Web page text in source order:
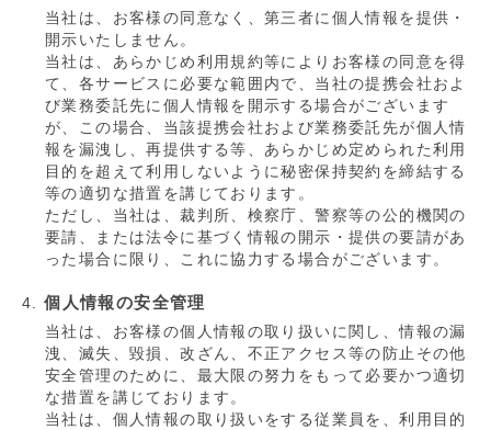
当社は、お客様の同意なく、第三者に個人情報を提供・
開示いたしません。
当社は、あらかじめ利用規約等によりお客様の同意を得
て、各サービスに必要な範囲内で、当社の提携会社およ
び業務委託先に個人情報を開示する場合がございます
が、この場合、当該提携会社および業務委託先が個人情
報を漏洩し、再提供する等、あらかじめ定められた利用
目的を超えて利用しないように秘密保持契約を締結する
等の適切な措置を講じております。
ただし、当社は、裁判所、検察庁、警察等の公的機関の
要請、または法令に基づく情報の開示・提供の要請があ
った場合に限り、これに協力する場合がございます。
個人情報の安全管理
当社は、お客様の個人情報の取り扱いに関し、情報の漏
洩、滅失、毀損、改ざん、不正アクセス等の防止その他
安全管理のために、最大限の努力をもって必要かつ適切
な措置を講じております。
当社は、個人情報の取り扱いをする従業員を、利用目的